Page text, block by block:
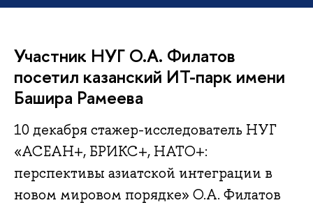
Участник НУГ О.А. Филатов
посетил казанский ИТ-парк имени
Башира Рамеева
10 декабря стажер-исследователь НУГ
«АСЕАН+, БРИКС+, НАТО+:
перспективы азиатской интеграции в
новом мировом порядке» О.А. Филатов